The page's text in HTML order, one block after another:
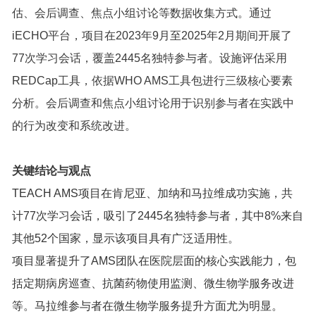
估、会后调查、焦点小组讨论等数据收集方式。通过
iECHO平台，项目在2023年9月至2025年2月期间开展了
77次学习会话，覆盖2445名独特参与者。设施评估采用
REDCap工具，依据WHO AMS工具包进行三级核心要素
分析。会后调查和焦点小组讨论用于识别参与者在实践中
的行为改变和系统改进。
关键结论与观点
TEACH AMS项目在肯尼亚、加纳和马拉维成功实施，共
计77次学习会话，吸引了2445名独特参与者，其中8%来自
其他52个国家，显示该项目具有广泛适用性。
项目显著提升了AMS团队在医院层面的核心实践能力，包
括定期病房巡查、抗菌药物使用监测、微生物学服务改进
等。马拉维参与者在微生物学服务提升方面尤为明显。